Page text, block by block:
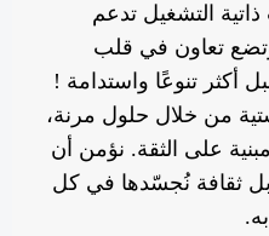
التشغيل تدعم
المملكة 2030 وتضع تعاون في قلب
أكثر تنوعًا واستدامة !
من خلال حلول مرنة،
على الثقة. نؤمن أن
ثقافة نُجسّدها في كل